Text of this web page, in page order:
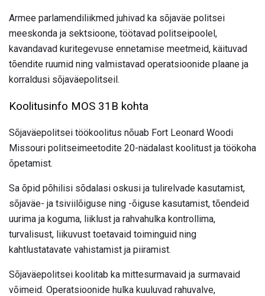
Armee parlamendiliikmed juhivad ka sõjaväe politsei
meeskonda ja sektsioone, töötavad politseipoolel,
kavandavad kuritegevuse ennetamise meetmeid, käituvad
tõendite ruumid ning valmistavad operatsioonide plaane ja
korraldusi sõjaväepolitseil.
Koolitusinfo MOS 31B kohta
Sõjaväepolitsei töökoolitus nõuab Fort Leonard Woodi
Missouri politseimeetodite 20-nädalast koolitust ja töökoha
õpetamist.
Sa õpid põhilisi sõdalasi oskusi ja tulirelvade kasutamist,
sõjaväe- ja tsiviilõiguse ning -õiguse kasutamist, tõendeid
uurima ja koguma, liiklust ja rahvahulka kontrollima,
turvalisust, liikuvust toetavaid toiminguid ning
kahtlustatavate vahistamist ja piiramist.
Sõjaväepolitsei koolitab ka mittesurmavaid ja surmavaid
võimeid. Operatsioonide hulka kuuluvad rahuvalve,